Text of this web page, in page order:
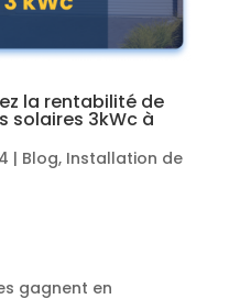
la rentabilité de
solaires 3kWc à
| Blog, Installation de
gagnent en